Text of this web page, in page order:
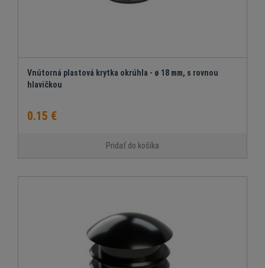
Vnútorná plastová krytka okrúhla - ø 18 mm, s rovnou
hlavičkou
0.15 €
Pridať do košíka